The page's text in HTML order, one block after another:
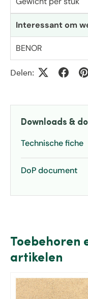
Interessant om
BENOR
Delen:
Downloads &
Technische fiche
DoP document
Toebehoren
artikelen